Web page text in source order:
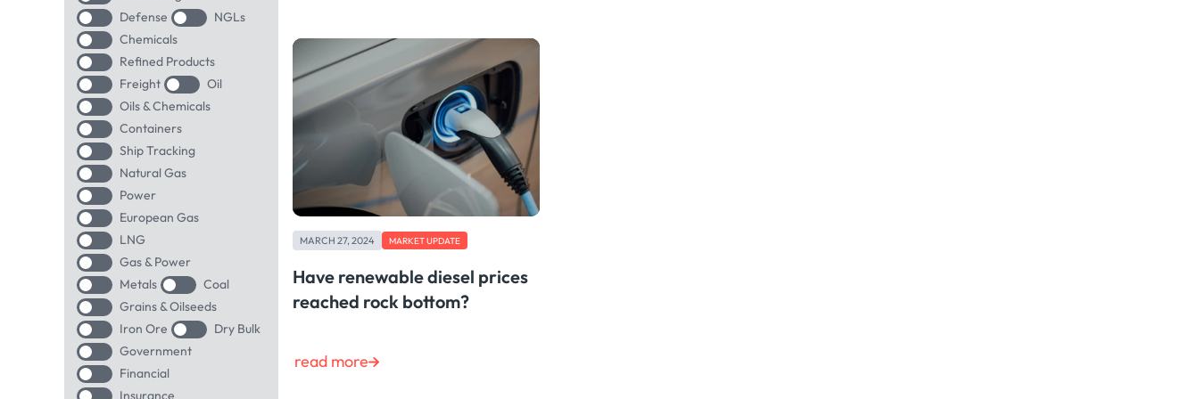
Defense
NGLs
Chemicals
Refined Products
Freight
Oil
Oils & Chemicals
Containers
Ship Tracking
Natural Gas
Power
European Gas
LNG
Gas & Power
Metals
Coal
Grains & Oilseeds
Iron Ore
Dry Bulk
Government
Financial
Insurance
MARCH 27, 2024 MARKET UPDATE
Have renewable diesel prices
reached rock bottom?
read more